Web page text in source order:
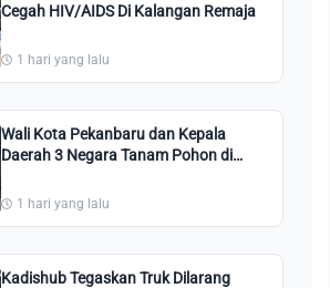
Cegah HIV/AIDS Di Kalangan Remaja
1 hari yang lalu
Wali Kota Pekanbaru dan Kepala
Daerah 3 Negara Tanam Pohon di
1 hari yang lalu
Kadishub Tegaskan Truk Dilarang